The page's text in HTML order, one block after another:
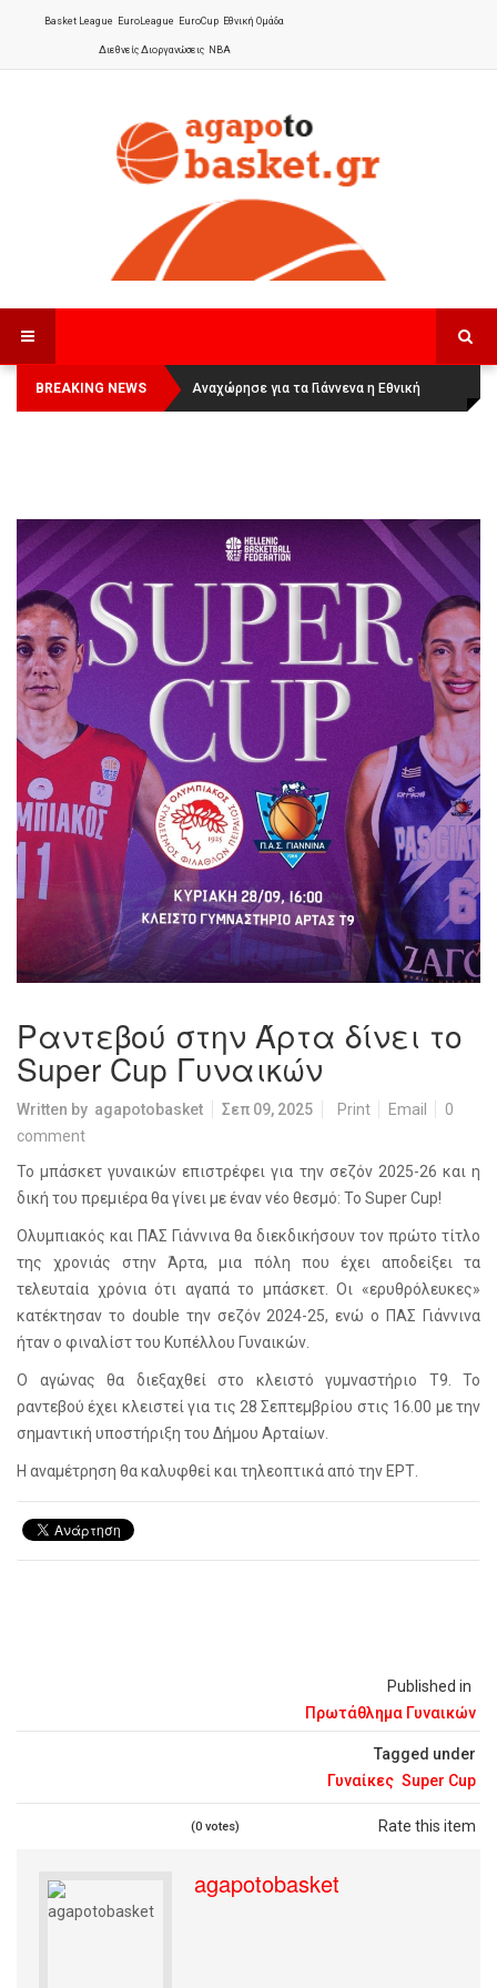
Basket League EuroLeague EuroCup Εθνική Ομάδα
Διεθνείς Διοργανώσεις NBA
BREAKING NEWS
Οι Πάνθηρες Καβάλας στην Women
Basketball League 1
Αναχώρησε για τα Γιάννενα η Εθνική
Γυναικών:
Ραντεβού στην Άρτα δίνει το
Super Cup Γυναικών
Written by agapotobasket Σεπ 09, 2025 Print Email
0
comment
Published in
Πρωτάθλημα Γυναικών
Tagged under
Γυναίκες Super Cup
Rate this item
(0 votes)
Το μπάσκετ γυναικών επιστρέφει για την σεζόν 2025-26 και η
δική του πρεμιέρα θα γίνει με έναν νέο θεσμό: Το Super Cup!
Ολυμπιακός και ΠΑΣ Γιάννινα θα διεκδικήσουν τον πρώτο τίτλο
της χρονιάς στην Άρτα, μια πόλη που έχει αποδείξει τα
τελευταία χρόνια ότι αγαπά το μπάσκετ. Οι «ερυθρόλευκες»
κατέκτησαν το double την σεζόν 2024-25, ενώ ο ΠΑΣ Γιάννινα
ήταν ο φιναλίστ του Κυπέλλου Γυναικών.
Ο αγώνας θα διεξαχθεί στο κλειστό γυμναστήριο Τ9. Το
ραντεβού έχει κλειστεί για τις 28 Σεπτεμβρίου στις 16.00 με την
σημαντική υποστήριξη του Δήμου Αρταίων.
Η αναμέτρηση θα καλυφθεί και τηλεοπτικά από την ΕΡΤ.
agapotobasket